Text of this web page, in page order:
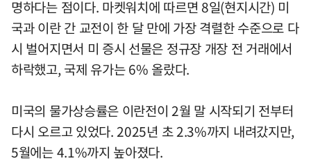
명하다는 점이다. 마켓워치에 따르면 8일(현지시간) 미
국과 이란 간 교전이 한 달 만에 가장 격렬한 수준으로 다
시 벌어지면서 미 증시 선물은 정규장 개장 전 거래에서
하락했고, 국제 유가는 6% 올랐다.
미국의 물가상승률은 이란전이 2월 말 시작되기 전부터
다시 오르고 있었다. 2025년 초 2.3%까지 내려갔지만,
5월에는 4.1%까지 높아졌다.